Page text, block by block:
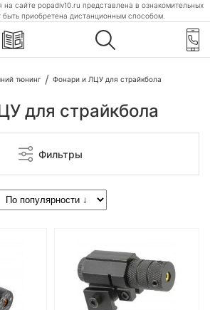
на сайте popadiv10.ru представлена в ознакомительных
приобретена дистанционным способом.
тюнинг Фонари и ЛЦУ для страйкбола
для страйкбола
Фильтры